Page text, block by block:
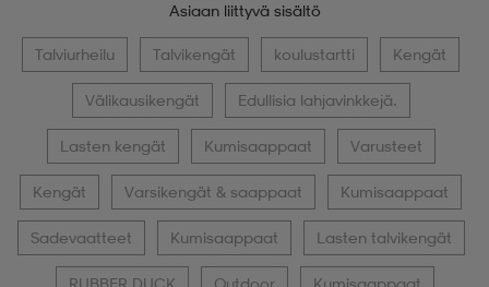
Asiaan liittyvä sisältö
Talviurheilu Talvikengät koulustartti Kengät
Välikausikengät Edullisia lahjavinkkejä.
Lasten kengät Kumisaappaat Varusteet
Kengät Varsikengät & saappaat Kumisaappaat
Sadevaatteet Kumisaappaat Lasten talvikengät